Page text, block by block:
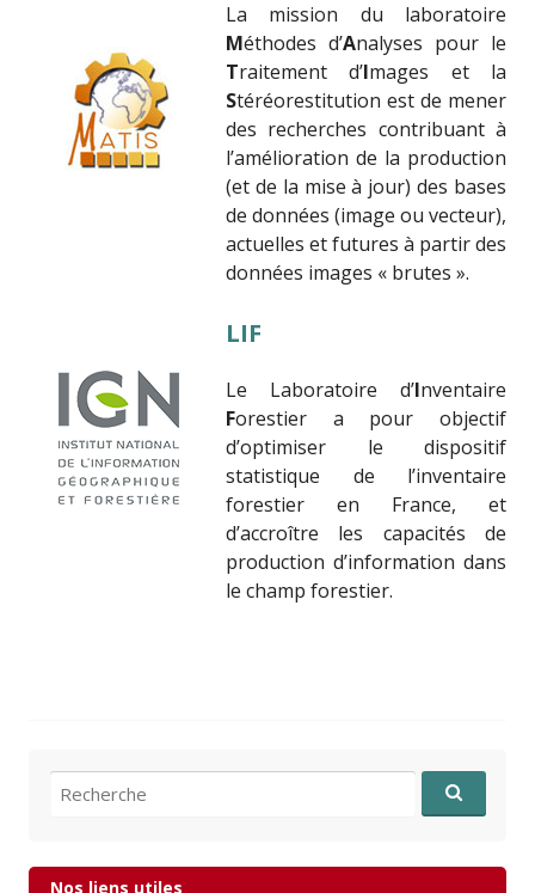
La mission du laboratoire
Méthodes d’Analyses pour le
Traitement d’Images et la
Stéréorestitution est de mener
des recherches contribuant à
l’amélioration de la production
(et de la mise à jour) des bases
de données (image ou vecteur),
actuelles et futures à partir des
données images « brutes ».
LIF
Le Laboratoire d’Inventaire
Forestier a pour objectif
d’optimiser le dispositif
statistique de l’inventaire
forestier en France, et
d’accroître les capacités de
production d’information dans
le champ forestier.
Recherche pour:
Nos liens utiles